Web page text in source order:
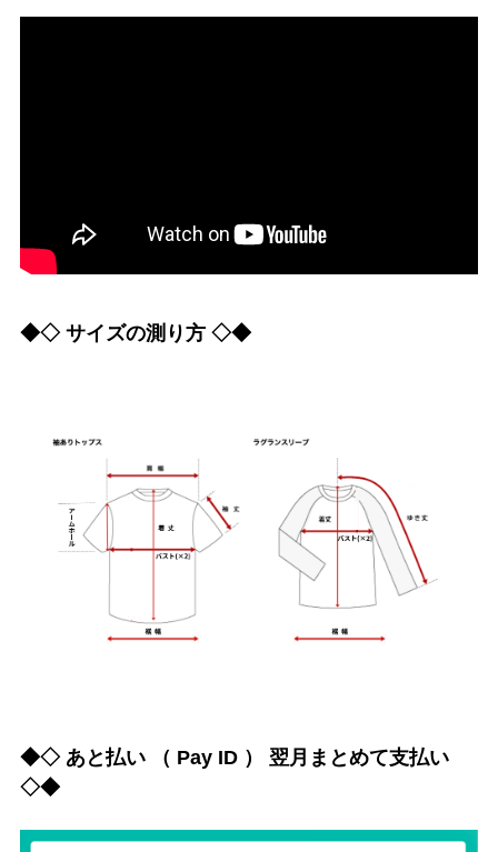
◆◇ サイズの測り方 ◇◆
◆◇ あと払い （ Pay ID ） 翌月まとめて支払い
◇◆